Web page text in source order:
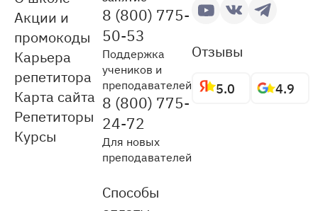
Акции и
промокоды
Карьера
репетитора
Карта сайта
Репетиторы
Курсы
8 (800) 775-
50-53
Поддержка
учеников и
преподавателей
8 (800) 775-
24-72
Для новых
преподавателей
Способы
Отзывы
5.0 4.9